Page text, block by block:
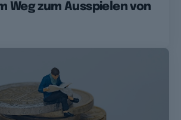
Weg zum Ausspielen von